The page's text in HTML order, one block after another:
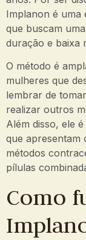
Implanon é uma
que buscam
duração e baixa
O método é
mulheres que
lembrar de
realizar outros
Além disso, ele
que apresentam
métodos
pílulas
Como